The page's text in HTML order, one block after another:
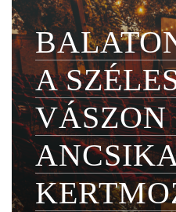
A
VÁSZON